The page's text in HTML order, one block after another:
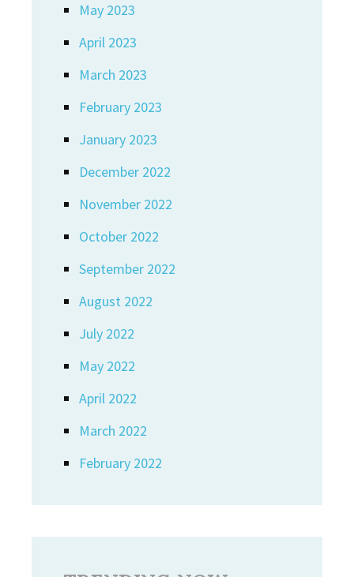
May 2023
April 2023
March 2023
February 2023
January 2023
December 2022
November 2022
October 2022
September 2022
August 2022
July 2022
May 2022
April 2022
March 2022
February 2022